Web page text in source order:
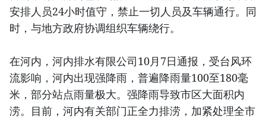
安排人员24小时值守，禁止一切人员及车辆通行。同
时，与地方政府协调组织车辆绕行。
在河内，河内排水有限公司10月7日通报，受台风环
流影响，河内出现强降雨，普遍降雨量100至180毫
米，部分站点雨量极大。强降雨导致市区大面积内
涝。目前，河内有关部门正全力排涝，加紧处理全市